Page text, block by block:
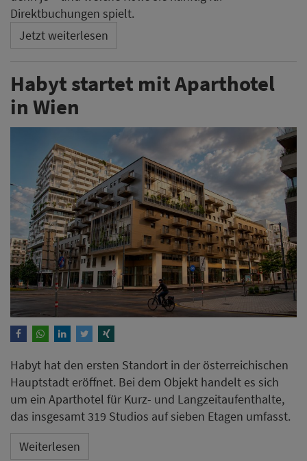
Direktbuchungen spielt.
Jetzt weiterlesen
Habyt startet mit Aparthotel
in Wien
Habyt hat den ersten Standort in der österreichischen
Hauptstadt eröffnet. Bei dem Objekt handelt es sich
um ein Aparthotel für Kurz- und Langzeitaufenthalte,
das insgesamt 319 Studios auf sieben Etagen umfasst.
Weiterlesen